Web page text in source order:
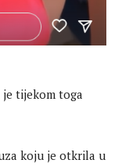
tijekom toga
koju je otkrila u